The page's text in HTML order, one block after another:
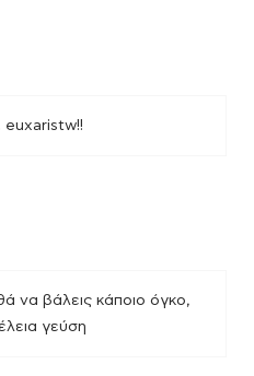
euxaristw!!
να βάλεις κάποιο όγκο,
γεύση